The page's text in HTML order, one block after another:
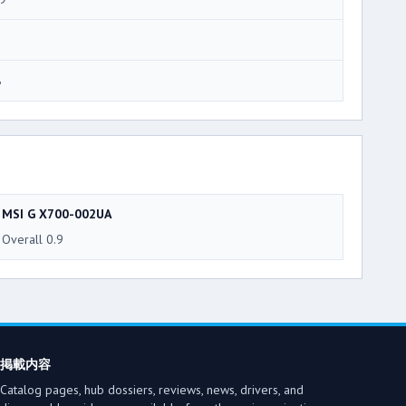
MSI G X700-002UA
Overall 0.9
掲載内容
Catalog pages, hub dossiers, reviews, news, drivers, and